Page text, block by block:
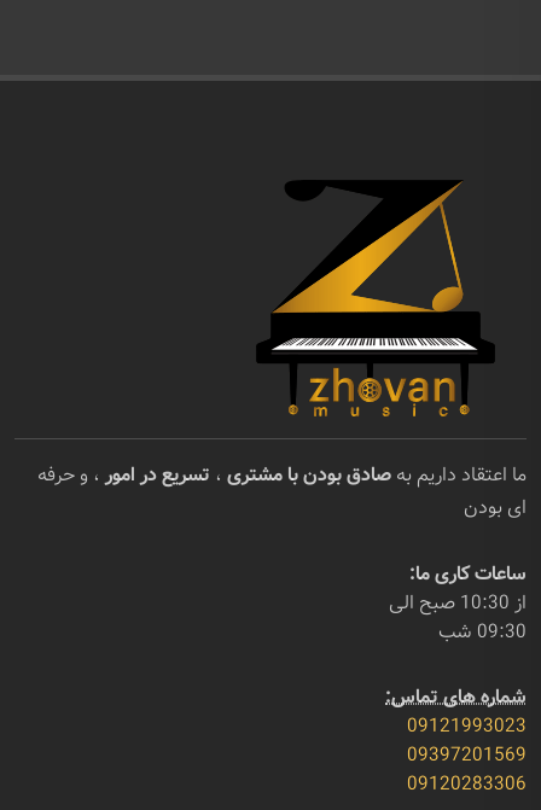
ما اعتقاد داریم به صادق بودن با مشتری ، تسریع در امور ، و حرفه
ای بودن
ساعات کاری ما:
از 10:30 صبح الی
09:30 شب
شماره های تماس:
09121993023
09397201569
09120283306